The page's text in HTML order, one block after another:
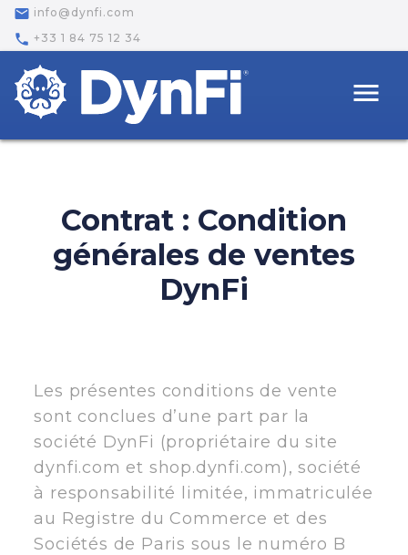
email info@dynfi.com
phone +33 1 84 75 12 34
menu
Contrat : Condition
générales de ventes
DynFi
Les présentes conditions de vente
sont conclues d’une part par la
société DynFi (propriétaire du site
dynfi.com et shop.dynfi.com), société
à responsabilité limitée, immatriculée
au Registre du Commerce et des
Sociétés de Paris sous le numéro B